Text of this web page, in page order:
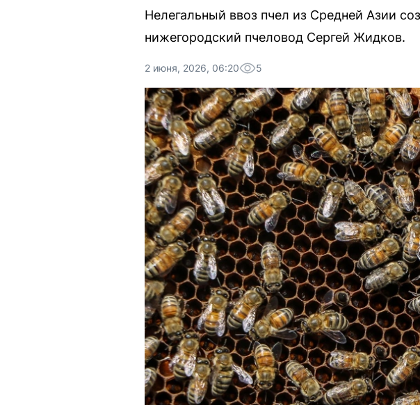
Нелегальный ввоз пчел из Средней Азии
нижегородский пчеловод Сергей Жидков.
2 июня, 2026, 06:20 5